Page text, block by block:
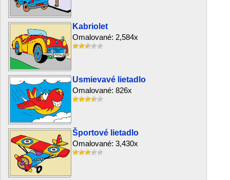
Kabriolet
Omalované: 2,584x
Usmievavé lietadlo
Omalované: 826x
Športové lietadlo
Omalované: 3,430x